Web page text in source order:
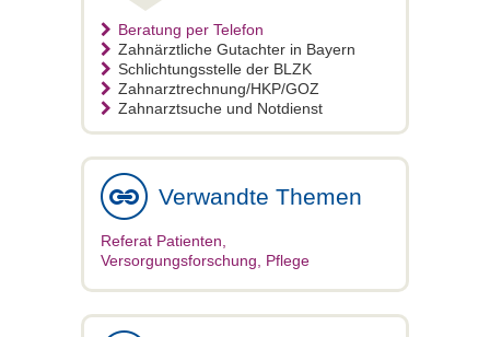
Beratung per Telefon
Zahnärztliche Gutachter in Bayern
Schlichtungsstelle der BLZK
Zahnarztrechnung/HKP/GOZ
Zahnarztsuche und Notdienst
Verwandte Themen
Referat Patienten,
Versorgungsforschung, Pflege